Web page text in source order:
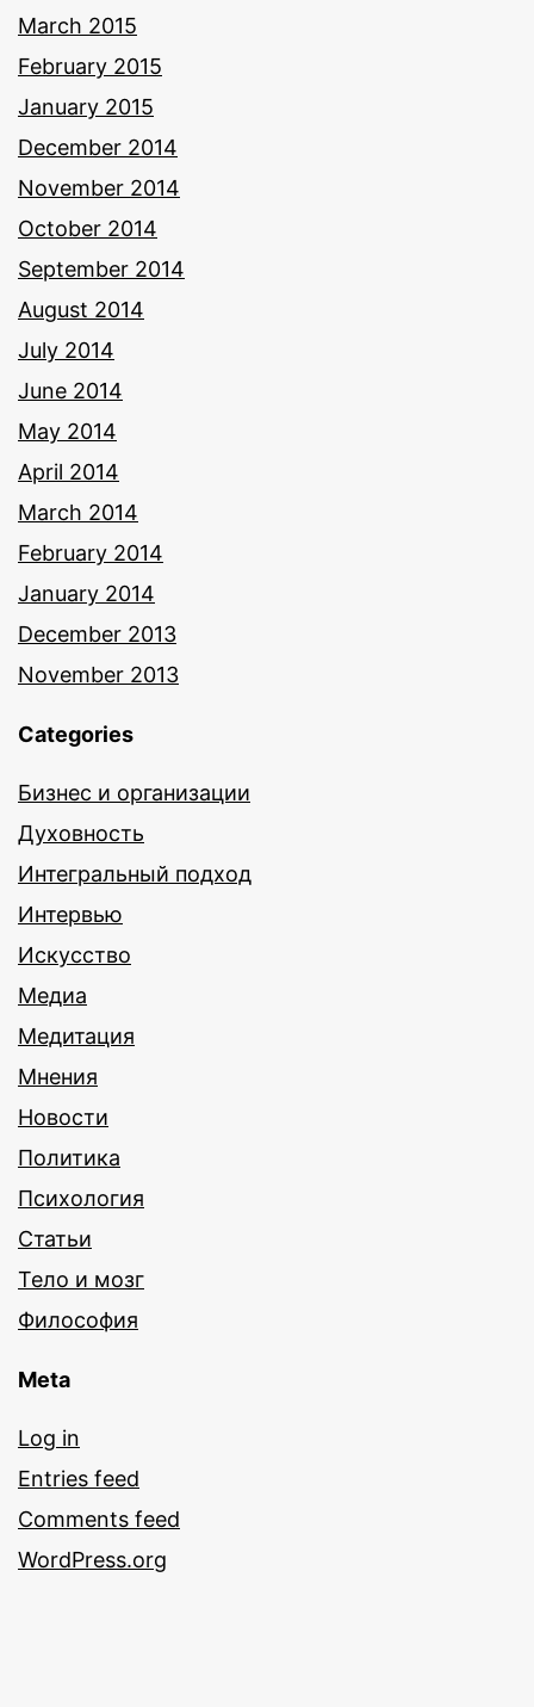
March 2015
February 2015
January 2015
December 2014
November 2014
October 2014
September 2014
August 2014
July 2014
June 2014
May 2014
April 2014
March 2014
February 2014
January 2014
December 2013
November 2013
Categories
Бизнес и организации
Духовность
Интегральный подход
Интервью
Искусство
Медиа
Медитация
Мнения
Новости
Политика
Психология
Статьи
Тело и мозг
Философия
Meta
Log in
Entries feed
Comments feed
WordPress.org